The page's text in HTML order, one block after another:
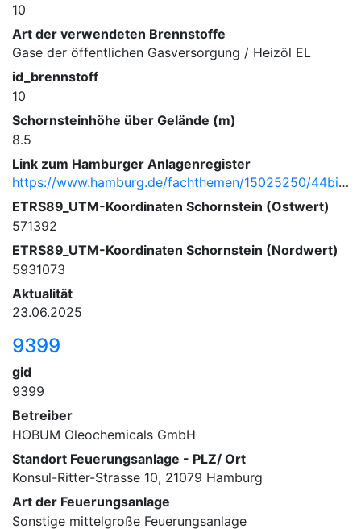
10
Art der verwendeten Brennstoffe
Gase der öffentlichen Gasversorgung / Heizöl EL
id_brennstoff
10
Schornsteinhöhe über Gelände (m)
8.5
Link zum Hamburger Anlagenregister
https://www.hamburg.de/fachthemen/15025250/44bimschv/
ETRS89_UTM-Koordinaten Schornstein (Ostwert)
571392
ETRS89_UTM-Koordinaten Schornstein (Nordwert)
5931073
Aktualität
23.06.2025
9399
gid
9399
Betreiber
HOBUM Oleochemicals GmbH
Standort Feuerungsanlage - PLZ/ Ort
Konsul-Ritter-Strasse 10, 21079 Hamburg
Art der Feuerungsanlage
Sonstige mittelgroße Feuerungsanlage